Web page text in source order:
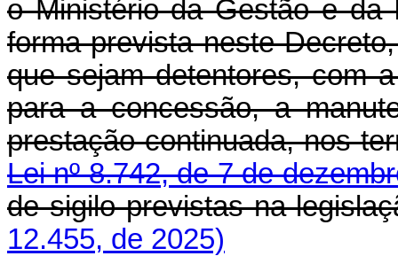
o Ministério da Gestão e da
forma prevista neste
que sejam detentores, com
para a concessão, a
prestação continuada, nos
Lei nº 8.742, de 7 de
de sigilo previstas na
12.455, de 2025)